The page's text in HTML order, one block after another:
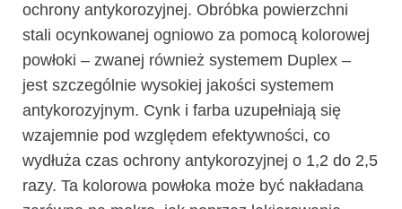
ochrony antykorozyjnej. Obróbka powierzchni
stali ocynkowanej ogniowo za pomocą kolorowej
powłoki – zwanej również systemem Duplex –
jest szczególnie wysokiej jakości systemem
antykorozyjnym. Cynk i farba uzupełniają się
wzajemnie pod względem efektywności, co
wydłuża czas ochrony antykorozyjnej o 1,2 do 2,5
razy. Ta kolorowa powłoka może być nakładana